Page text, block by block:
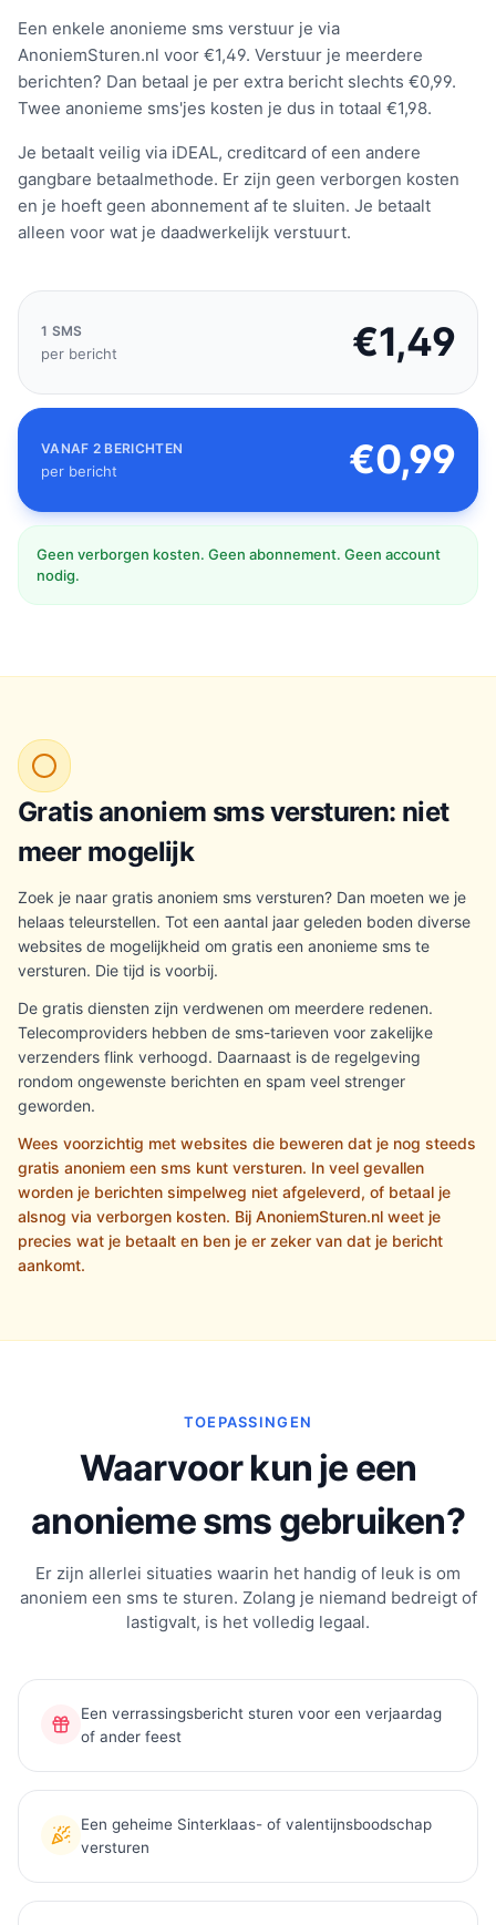
Een enkele anonieme sms verstuur je via
AnoniemSturen.nl voor €1,49. Verstuur je meerdere
berichten? Dan betaal je per extra bericht slechts €0,99.
Twee anonieme sms'jes kosten je dus in totaal €1,98.
Je betaalt veilig via iDEAL, creditcard of een andere
gangbare betaalmethode. Er zijn geen verborgen kosten
en je hoeft geen abonnement af te sluiten. Je betaalt
alleen voor wat je daadwerkelijk verstuurt.
1 SMS
per bericht €1,49
VANAF 2 BERICHTEN
per bericht €0,99
Geen verborgen kosten. Geen abonnement. Geen account
nodig.
Gratis anoniem sms versturen: niet
meer mogelijk
Zoek je naar gratis anoniem sms versturen? Dan moeten we je
helaas teleurstellen. Tot een aantal jaar geleden boden diverse
websites de mogelijkheid om gratis een anonieme sms te
versturen. Die tijd is voorbij.
De gratis diensten zijn verdwenen om meerdere redenen.
Telecomproviders hebben de sms-tarieven voor zakelijke
verzenders flink verhoogd. Daarnaast is de regelgeving
rondom ongewenste berichten en spam veel strenger
geworden.
Wees voorzichtig met websites die beweren dat je nog steeds
gratis anoniem een sms kunt versturen. In veel gevallen
worden je berichten simpelweg niet afgeleverd, of betaal je
alsnog via verborgen kosten. Bij AnoniemSturen.nl weet je
precies wat je betaalt en ben je er zeker van dat je bericht
aankomt.
TOEPASSINGEN
Waarvoor kun je een
anonieme sms gebruiken?
Er zijn allerlei situaties waarin het handig of leuk is om
anoniem een sms te sturen. Zolang je niemand bedreigt of
lastigvalt, is het volledig legaal.
Een verrassingsbericht sturen voor een verjaardag
of ander feest
Een geheime Sinterklaas- of valentijnsboodschap
versturen